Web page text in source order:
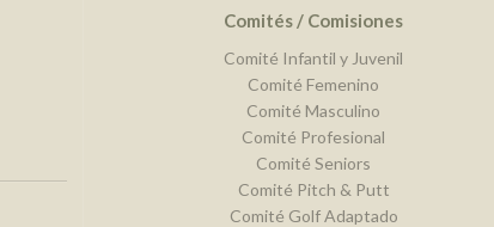
Comités / Comisiones
Comité Infantil y Juvenil
Comité Femenino
Comité Masculino
Comité Profesional
Comité Seniors
Comité Pitch & Putt
Comité Golf Adaptado